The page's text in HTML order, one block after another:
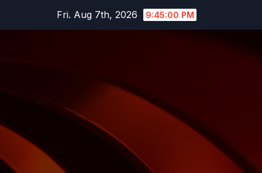
Fri. Aug 7th, 2026 9:45:01 PM